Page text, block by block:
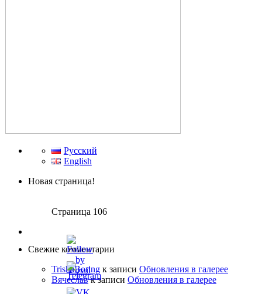
Русский
English
Новая страница!
Страница 106
Свежие комментарии
TrishaBoring к записи Обновления в галерее
Вячеславк записи Обновления в галерее